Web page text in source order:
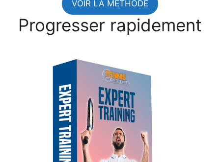
VOIR LA METHODE
Progresser rapidement